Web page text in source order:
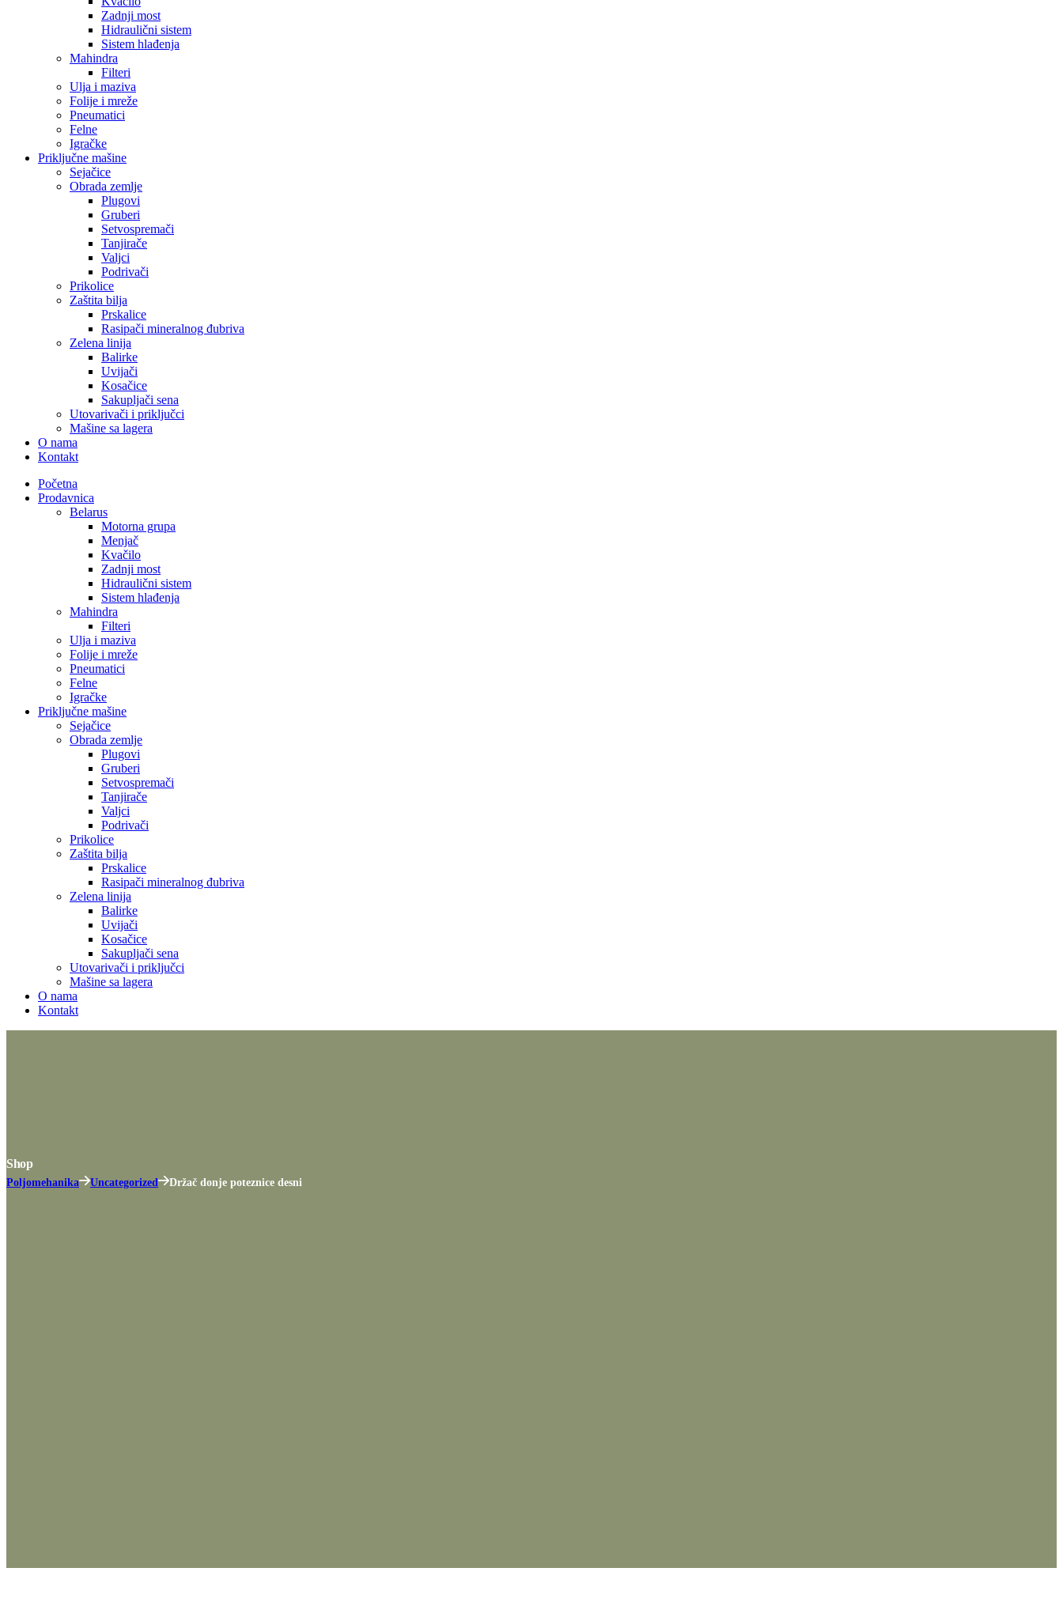
Zadnji most
Hidraulični sistem
Sistem hlađenja
Mahindra
Filteri
Ulja i maziva
Folije i mreže
Pneumatici
Felne
Igračke
Priključne mašine
Sejačice
Obrada zemlje
Plugovi
Gruberi
Setvospremači
Tanjirače
Valjci
Podrivači
Prikolice
Zaštita bilja
Prskalice
Rasipači mineralnog đubriva
Zelena linija
Balirke
Uvijači
Kosačice
Sakupljači sena
Utovarivači i priključci
Mašine sa lagera
O nama
Kontakt
Početna
Prodavnica
Belarus
Motorna grupa
Menjač
Kvačilo
Zadnji most
Hidraulični sistem
Sistem hlađenja
Mahindra
Filteri
Ulja i maziva
Folije i mreže
Pneumatici
Felne
Igračke
Priključne mašine
Sejačice
Obrada zemlje
Plugovi
Gruberi
Setvospremači
Tanjirače
Valjci
Podrivači
Prikolice
Zaštita bilja
Prskalice
Rasipači mineralnog đubriva
Zelena linija
Balirke
Uvijači
Kosačice
Sakupljači sena
Utovarivači i priključci
Mašine sa lagera
O nama
Kontakt
Shop
Poljomehanika Uncategorized Držač donje poteznice desni